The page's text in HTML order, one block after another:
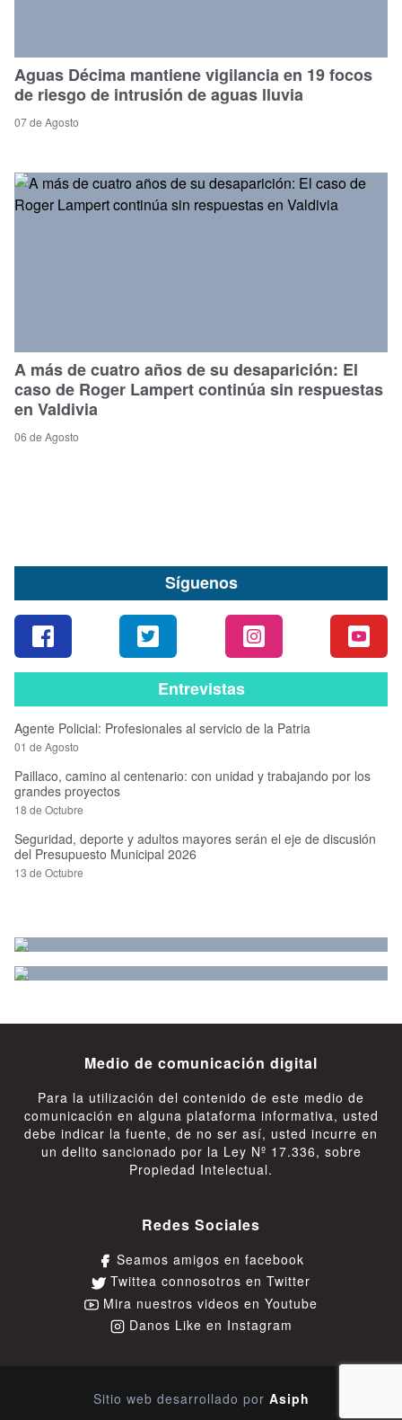
Aguas Décima mantiene vigilancia en 19 focos
de riesgo de intrusión de aguas lluvia
07 de Agosto
A más de cuatro años de su desaparición: El
caso de Roger Lampert continúa sin respuestas
en Valdivia
06 de Agosto
Síguenos
Entrevistas
Agente Policial: Profesionales al servicio de la Patria
01 de Agosto
Paillaco, camino al centenario: con unidad y trabajando por los
grandes proyectos
18 de Octubre
Seguridad, deporte y adultos mayores serán el eje de discusión
del Presupuesto Municipal 2026
13 de Octubre
Medio de comunicación digital
Para la utilización del contenido de este medio de
comunicación en alguna plataforma informativa, usted
debe indicar la fuente, de no ser así, usted incurre en
un delito sancionado por la Ley Nº 17.336, sobre
Propiedad Intelectual.
Redes Sociales
Seamos amigos en facebook
Twittea connosotros en Twitter
Mira nuestros videos en Youtube
Danos Like en Instagram
Sitio web desarrollado por Asiph